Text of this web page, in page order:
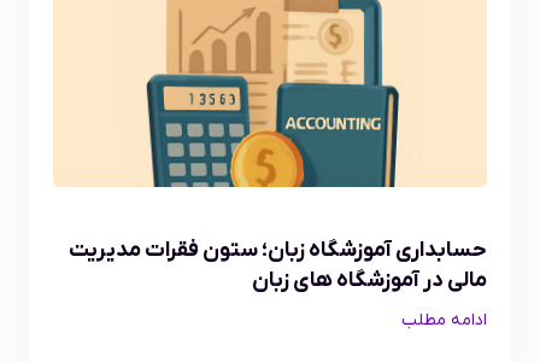
حسابداری آموزشگاه زبان؛ ستون فقرات مدیریت
مالی در آموزشگاه های زبان
ادامه مطلب